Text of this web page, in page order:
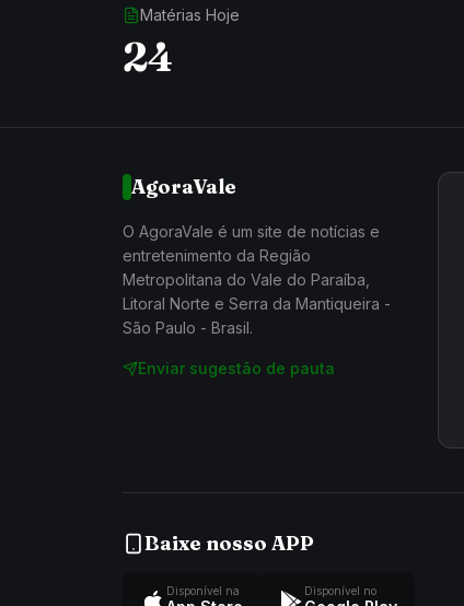
Matérias Hoje
24
AgoraVale
O AgoraVale é um site de notícias e
entretenimento da Região
Metropolitana do Vale do Paraíba,
Litoral Norte e Serra da Mantiqueira -
São Paulo - Brasil.
Enviar sugestão de pauta
Baixe nosso APP
Disponível na Disponível no